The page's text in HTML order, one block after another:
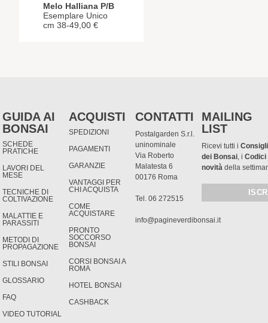
Melo Halliana P/B
Esemplare Unico
cm 38-49,00 €
GUIDA AI
BONSAI
SCHEDE
PRATICHE
LAVORI DEL
MESE
TECNICHE DI
COLTIVAZIONE
MALATTIE E
PARASSITI
METODI DI
PROPAGAZIONE
STILI BONSAI
GLOSSARIO
FAQ
VIDEO TUTORIAL
ACQUISTI
SPEDIZIONI
PAGAMENTI
GARANZIE
VANTAGGI PER
CHI ACQUISTA
COME
ACQUISTARE
PRONTO
SOCCORSO
BONSAI
CORSI BONSAI A
ROMA
HOTEL BONSAI
CASHBACK
CONTATTI
Postalgarden S.r.l.
uninominale
Via Roberto
Malatesta 6
00176 Roma
Tel. 06 272515
info@pagineverdibonsai.it
MAILING
LIST
Ricevi tutti i
dei Bonsai , iCodici
novità della